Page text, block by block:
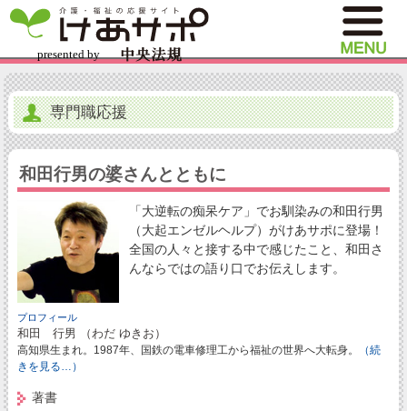
専門職応援
和田行男の婆さんとともに
「大逆転の痴呆ケア」でお馴染みの和田行男
（大起エンゼルヘルプ）がけあサポに登場！
全国の人々と接する中で感じたこと、和田さ
んならではの語り口でお伝えします。
プロフィール
和田 行男 （わだ ゆきお）
高知県生まれ。1987年、国鉄の電車修理工から福祉の世界へ大転身。
（続
きを見る…）
著書